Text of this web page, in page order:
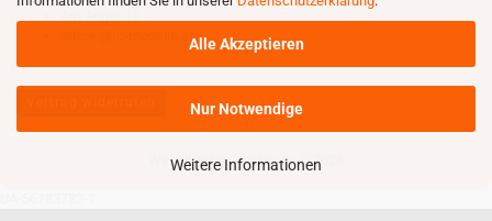
Alle Akzeptieren
Nur Notwendige
Weitere Informationen
office @rc-modelle.at
Webshopby Gambio.de © 2026